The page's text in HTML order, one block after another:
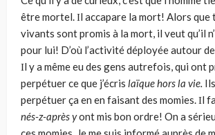
être mor­tel. Ιl accapare la mort! Alors que
vivants sont promis à la mort, il veut qu’il
pour lui! D’où l’activité déployée autour
Ιl y a même eu des gens autrefois, qui ont
perpétuer ce que j’écris laïque horsla vie.
perpétuer ça en en faisant des momies. Ιl
nés-z-aprèsyont mis bon ordre! On a